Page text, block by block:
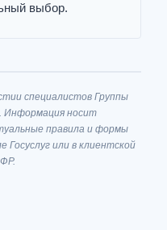
выбор.
специалистов Группы
Информация носит
правила и формы
или в клиентской